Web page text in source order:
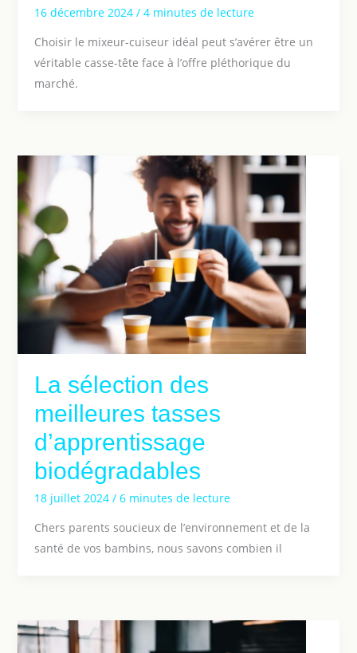
16 décembre 2024 / 4 minutes de lecture
Choisir le mixeur-cuiseur idéal peut s’avérer être un
véritable casse-tête face à l’offre pléthorique du
marché.
La sélection des
meilleures tasses
d’apprentissage
biodégradables
18 juillet 2024 / 6 minutes de lecture
Chers parents soucieux de l’environnement et de la
santé de vos bambins, nous savons combien il